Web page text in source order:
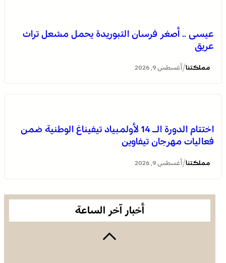
عيسى .. أصغر فرسان التبوريدة يحمل مشعل تراث
عريق
مملكتنا/ أغسطس 9, 2026
اختتام الدورة الـ 14 لأولمبياد تيفيناغ الوطنية ضمن
فعاليات مهرجان تيفاوين
مملكتنا/ أغسطس 9, 2026
أخبار آخر الساعة
عروة وثقى لا تنفصم .. التلاحم التاريخي بين العرش والشعب